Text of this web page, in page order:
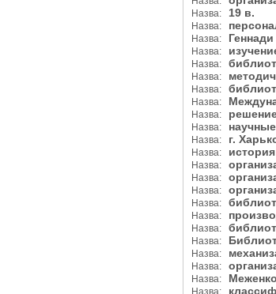
Назва: 19 в.
Назва:
Назва: Геннади
Назва:
Назва:
Назва:
Назва:
Назва:
Назва:
Назва:
Назва: г.
Назва:
Назва:
Назва:
Назва:
Назва:
Назва:
Назва:
Назва:
Назва:
Назва:
Назва:
Назва: